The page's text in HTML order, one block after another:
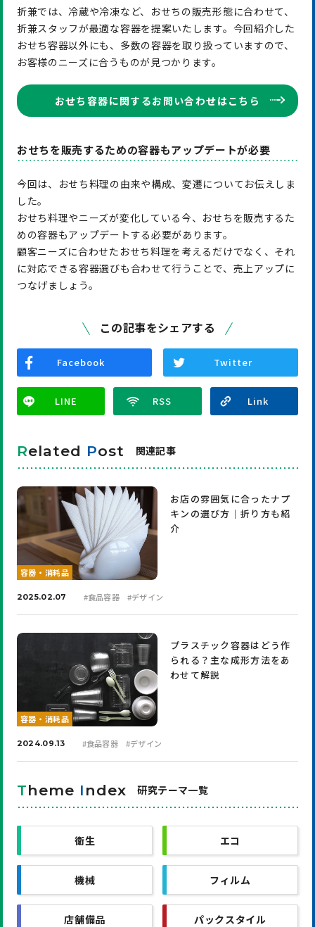
折兼では、冷蔵や冷凍など、おせちの販売形態に合わせて、
折兼スタッフが最適な容器を提案いたします。今回紹介した
おせち容器以外にも、多数の容器を取り扱っていますので、
お客様のニーズに合うものが見つかります。
おせち容器に関するお問い合わせはこちら
おせちを販売するための容器もアップデートが必要
今回は、おせち料理の由来や構成、変遷についてお伝えしま
した。
おせち料理やニーズが変化している今、おせちを販売するた
めの容器もアップデートする必要があります。
顧客ニーズに合わせたおせち料理を考えるだけでなく、それ
に対応できる容器選びも合わせて行うことで、売上アップに
つなげましょう。
この記事をシェアする
Facebook Twitter
LINE
Related Post 関連記事
容器・消耗品
お店の雰囲気に合ったナプ
キンの選び方｜折り方も紹
介
2025.02.07 #食品容器 #デザイン
容器・消耗品
プラスチック容器はどう作
られる？主な成形方法をあ
わせて解説
2024.09.13 #食品容器 #デザイン
Theme I ndex 研究テーマ一覧
衛生 エコ
機械 フィルム
店舗備品 パックスタイル